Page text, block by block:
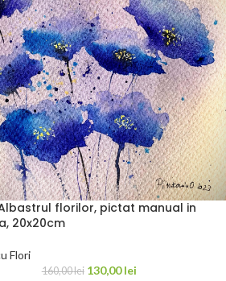
florilor, pictat manual in
20x20cm
Flori
160,00lei 130,00lei